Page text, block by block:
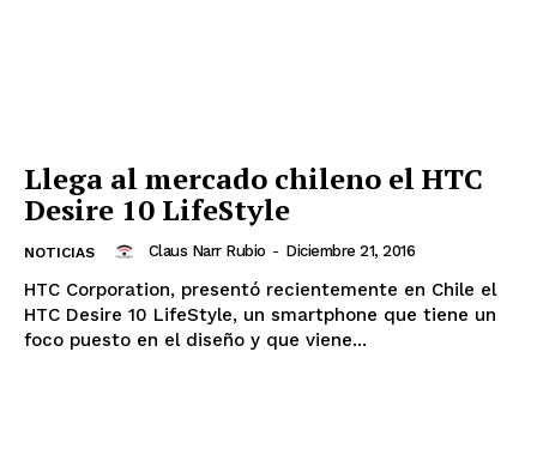
Llega al mercado chileno el HTC
Desire 10 LifeStyle
NOTICIAS Claus Narr Rubio - Diciembre 21, 2016
HTC Corporation, presentó recientemente en Chile el
HTC Desire 10 LifeStyle, un smartphone que tiene un
foco puesto en el diseño y que viene...